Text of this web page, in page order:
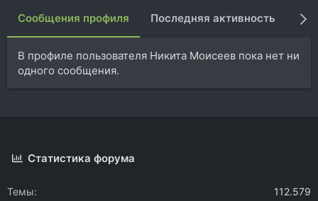
Сообщения профиля Последняя активность
В профиле пользователя Никита Моисеев пока нет ни
одного сообщения.
Статистика форума
Темы
112.579